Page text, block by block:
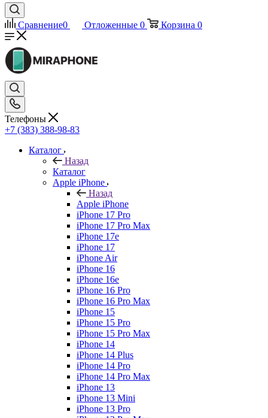
Сравнение0 Отложенные 0 Корзина 0
Телефоны
+7 (383) 388-98-83
Каталог
Назад
Каталог
Apple iPhone
Назад
Apple iPhone
iPhone 17 Pro
iPhone 17 Pro Max
iPhone 17e
iPhone 17
iPhone Air
iPhone 16
iPhone 16e
iPhone 16 Pro
iPhone 16 Pro Max
iPhone 15
iPhone 15 Pro
iPhone 15 Pro Max
iPhone 14
iPhone 14 Plus
iPhone 14 Pro
iPhone 14 Pro Max
iPhone 13
iPhone 13 Mini
iPhone 13 Pro